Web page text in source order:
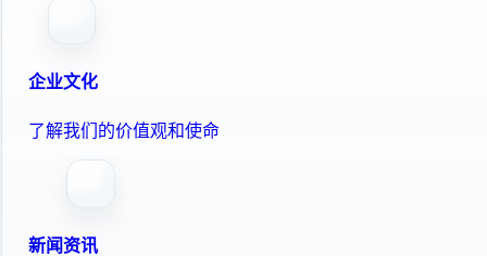
企业文化
了解我们的价值观和使命
新闻资讯